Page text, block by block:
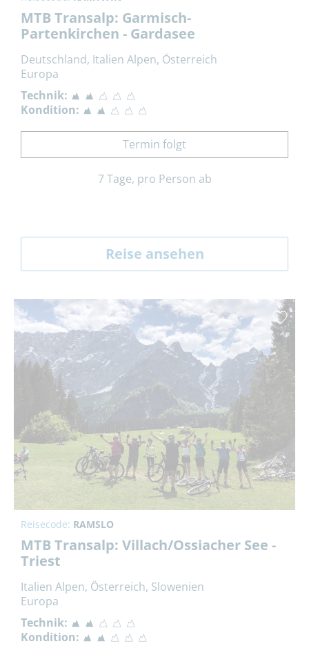
MTB Transalp: Garmisch-
Partenkirchen - Gardasee
Deutschland, Italien Alpen, Österreich
Europa
Technik:
Kondition:
Termin folgt
7 Tage, pro Person ab
Reise ansehen
Reisecode: RAMSLO
MTB Transalp: Villach/Ossiacher See -
Triest
Italien Alpen, Österreich, Slowenien
Europa
Technik:
Kondition: